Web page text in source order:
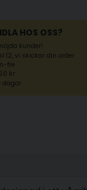
HOS OSS?
kunder!
12, vi skickar din order
fre
kr
dagar